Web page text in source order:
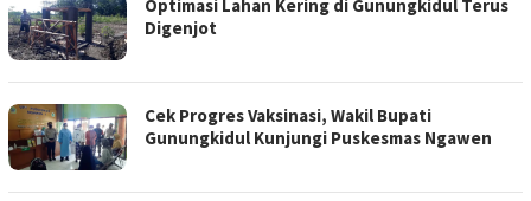
Optimasi Lahan Kering di Gunungkidul Terus
Digenjot
Cek Progres Vaksinasi, Wakil Bupati
Gunungkidul Kunjungi Puskesmas Ngawen